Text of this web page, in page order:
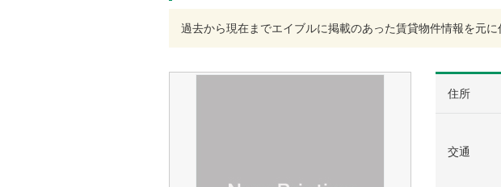
過去から現在までエイブルに掲載のあった賃貸物件情報を元に
住所
交通